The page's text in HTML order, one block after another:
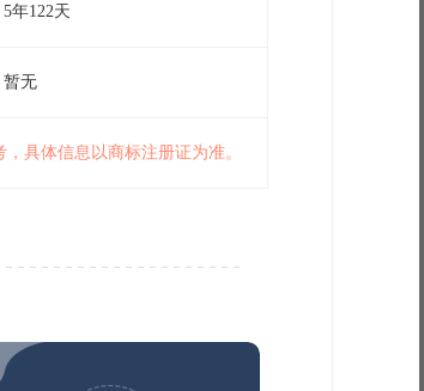
5年122天
暂无
具体信息以商标注册证为准。